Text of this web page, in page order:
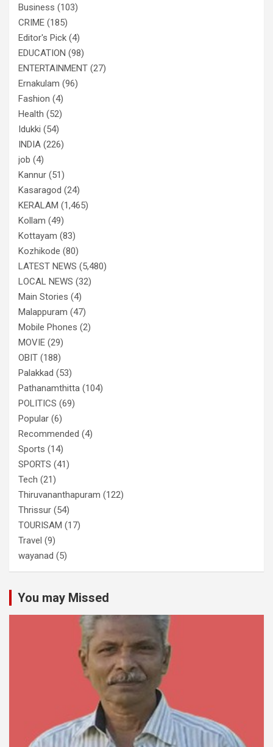
Business (103)
CRIME (185)
Editor's Pick (4)
EDUCATION (98)
ENTERTAINMENT (27)
Ernakulam (96)
Fashion (4)
Health (52)
Idukki (54)
INDIA (226)
job (4)
Kannur (51)
Kasaragod (24)
KERALAM (1,465)
Kollam (49)
Kottayam (83)
Kozhikode (80)
LATEST NEWS (5,480)
LOCAL NEWS (32)
Main Stories (4)
Malappuram (47)
Mobile Phones (2)
MOVIE (29)
OBIT (188)
Palakkad (53)
Pathanamthitta (104)
POLITICS (69)
Popular (6)
Recommended (4)
Sports (14)
SPORTS (41)
Tech (21)
Thiruvananthapuram (122)
Thrissur (54)
TOURISAM (17)
Travel (9)
wayanad (5)
You may Missed